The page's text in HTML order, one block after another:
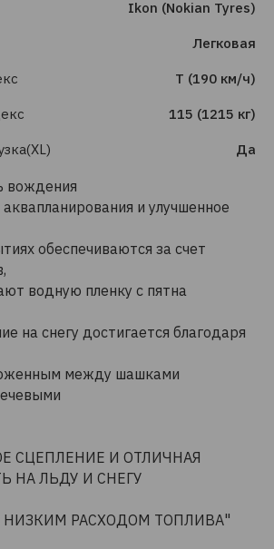
Ikon (Nokian Tyres)
Легковая
T (190 км/ч)
115 (1215 кг)
Да
вождения
и улучшенное
обеспечиваются за счет
водную пленку с пятна
на снегу достигается благодаря
между шашками
СЦЕПЛЕНИЕ И ОТЛИЧНАЯ
НА ЛЬДУ И СНЕГУ
РАСХОДОМ ТОПЛИВА"